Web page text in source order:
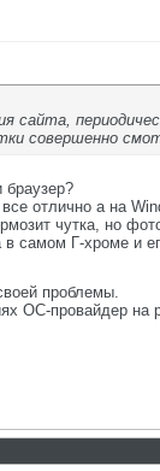
сайта,
совершенно
браузер?
отлично а на
чутка, но
в самом Г-хроме и
проблемы.
ОС-провайдер на